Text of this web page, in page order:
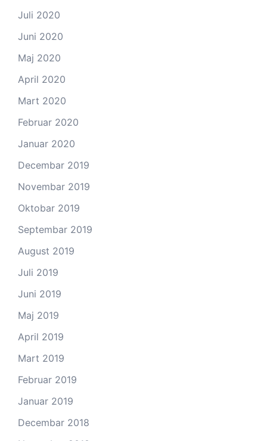
Juli 2020
Juni 2020
Maj 2020
April 2020
Mart 2020
Februar 2020
Januar 2020
Decembar 2019
Novembar 2019
Oktobar 2019
Septembar 2019
August 2019
Juli 2019
Juni 2019
Maj 2019
April 2019
Mart 2019
Februar 2019
Januar 2019
Decembar 2018